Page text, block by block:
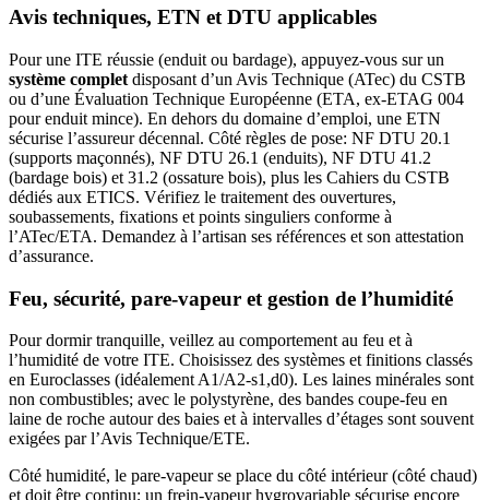
Avis techniques, ETN et DTU applicables
Pour une ITE réussie (enduit ou bardage), appuyez‑vous sur un
système complet disposant d’un Avis Technique (ATec) du CSTB
ou d’une Évaluation Technique Européenne (ETA, ex‑ETAG 004
pour enduit mince). En dehors du domaine d’emploi, une ETN
sécurise l’assureur décennal. Côté règles de pose: NF DTU 20.1
(supports maçonnés), NF DTU 26.1 (enduits), NF DTU 41.2
(bardage bois) et 31.2 (ossature bois), plus les Cahiers du CSTB
dédiés aux ETICS. Vérifiez le traitement des ouvertures,
soubassements, fixations et points singuliers conforme à
l’ATec/ETA. Demandez à l’artisan ses références et son attestation
d’assurance.
Feu, sécurité, pare-vapeur et gestion de l’humidité
Pour dormir tranquille, veillez au comportement au feu et à
l’humidité de votre ITE. Choisissez des systèmes et finitions classés
en Euroclasses (idéalement A1/A2-s1,d0). Les laines minérales sont
non combustibles; avec le polystyrène, des bandes coupe-feu en
laine de roche autour des baies et à intervalles d’étages sont souvent
exigées par l’Avis Technique/ETE.
Côté humidité, le pare‑vapeur se place du côté intérieur (côté chaud)
et doit être continu; un frein‑vapeur hygrovariable sécurise encore